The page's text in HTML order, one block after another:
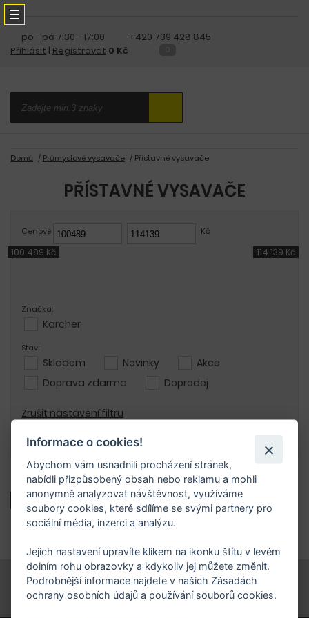
po - pá 7:30 - 17:00
+420 739 428 845
Přihlásit | Registrovat 0 Kč
Domů Průmyslové vysavače Přístavné vysavače
PŘÍSTAVNÉ VYSAVAČE
Cenové rozmezí
100 489 Kč 114 139 Kč
Kč
Značka:
Kärcher
Stav:
Skladem Novinky
Akce
Doprava zdarma
Doprodej
Zrušit nastavení filtru
Plošný výkon (m²/h):
100 489 Kč 114 139 Kč
Kč
Tlak (bar):
100 489 Kč 114 139 Kč
Základní
Informace o cookies!
Abychom vám usnadnili procházení stránek,
nabídli přizpůsobený obsah nebo reklamu a mohli
anonymně analyzovat návštěvnost, využíváme
soubory cookies, které sdílíme se svými partnery pro
sociální média, inzerci a analýzu.
Jejich nastavení upravíte klikem na ikonku štítu v levém
dolním rohu obrazovky a kdykoliv jej můžete změnit.
Podrobnější informace najdete v našich Zásadách
ochrany osobních údajů a používání souborů cookies.